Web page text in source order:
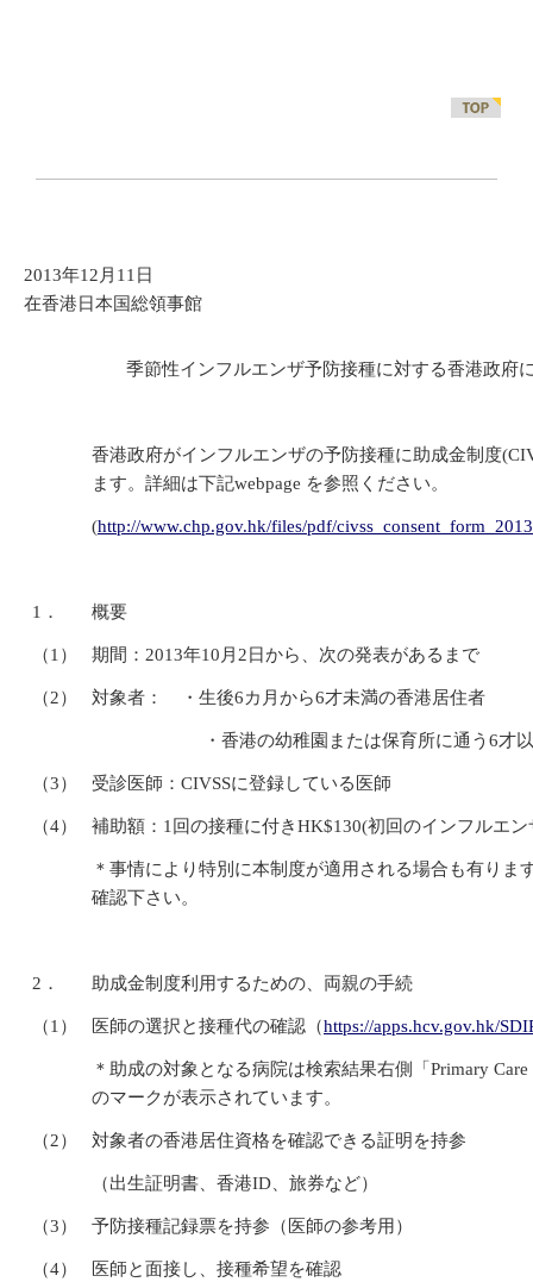
2013年12月11日
在香港日本国総領事館
季節性インフルエンザ予防接種に対する香港政府
香港政府がインフルエンザの予防接種に助成金制度
ます。詳細は下記webpage を参照ください。
(http://www.chp.gov.hk/files/pdf/
1． 概要
（1） 期間：2013年10月2日から、次の発表があるまで
（2） 対象者： ・生後6カ月から6才未満の香港居住者
・香港の幼稚園または保育所に通う6才以
（3） 受診医師：CIVSSに登録している医師
（4） 補助額：1回の接種に付きHK$130(初回のインフルエ
＊事情により特別に本制度が適用される場合も有りま
確認下さい。
2． 助成金制度利用するための、両親の手続
（1） 医師の選択と接種代の確認（https://apps.hcv.gov.hk/
＊助成の対象となる病院は検索結果右側「Primary Care
のマークが表示されています。
（2） 対象者の香港居住資格を確認できる証明を持参
（出生証明書、香港ID、旅券など）
（3） 予防接種記録票を持参（医師の参考用）
（4） 医師と面接し、接種希望を確認